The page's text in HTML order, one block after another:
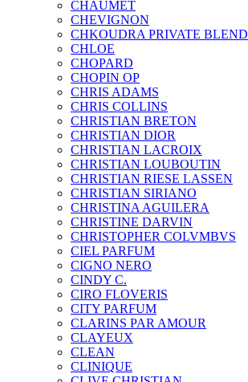
CHAUMET
CHEVIGNON
CHKOUDRA PRIVATE BLEND
CHLOE
CHOPARD
CHOPIN OP
CHRIS ADAMS
CHRIS COLLINS
CHRISTIAN BRETON
CHRISTIAN DIOR
CHRISTIAN LACROIX
CHRISTIAN LOUBOUTIN
CHRISTIAN RIESE LASSEN
CHRISTIAN SIRIANO
CHRISTINA AGUILERA
CHRISTINE DARVIN
CHRISTOPHER COLVMBVS
CIEL PARFUM
CIGNO NERO
CINDY C.
CIRO FLOVERIS
CITY PARFUM
CLARINS PAR AMOUR
CLAYEUX
CLEAN
CLINIQUE